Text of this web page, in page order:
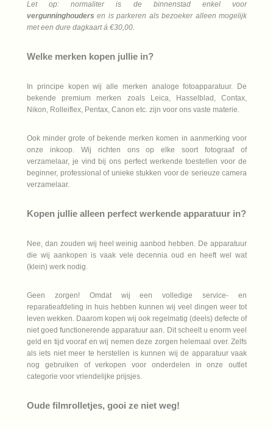
Let op: normaliter is de binnenstad enkel voor
vergunninghoudersen is parkeren als bezoeker alleen mogelijk
met een dure dagkaart á €30,00.
Welke merken kopen jullie in?
In principe kopen wij alle merken analoge fotoapparatuur. De
bekende premium merken zoals Leica, Hasselblad, Contax,
Nikon, Rolleiflex, Pentax, Canon etc. zijn voor ons vaste materie.
Ook minder grote of bekende merken komen in aanmerking voor
onze inkoop. Wij richten ons op elke soort fotograaf of
verzamelaar, je vind bij ons perfect werkende toestellen voor de
beginner, professional of unieke stukken voor de serieuze camera
verzamelaar.
Kopen jullie alleen perfect werkende apparatuur in?
Nee, dan zouden wij heel weinig aanbod hebben. De apparatuur
die wij aankopen is vaak vele decennia oud en heeft wel wat
(klein) werk nodig.
Geen zorgen! Omdat wij een volledige service- en
reparatieafdeling in huis hebben kunnen wij veel dingen weer tot
leven wekken. Daarom kopen wij ook regelmatig (deels) defecte of
niet goed functionerende apparatuur aan. Dit scheelt u enorm veel
geld en tijd vooraf en wij nemen deze zorgen helemaal over. Zelfs
als iets niet meer te herstellen is kunnen wij de apparatuur vaak
nog gebruiken of verkopen voor onderdelen in onze outlet
categorie voor vriendelijke prijsjes.
Oude filmrolletjes, gooi ze niet weg!